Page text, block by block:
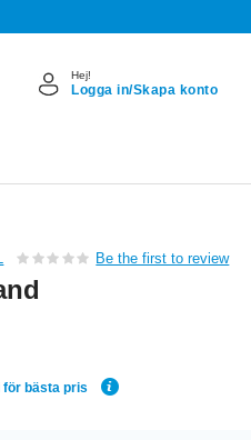
Hej!
Logga in/Skapa konto
Be the first to review
bästa pris